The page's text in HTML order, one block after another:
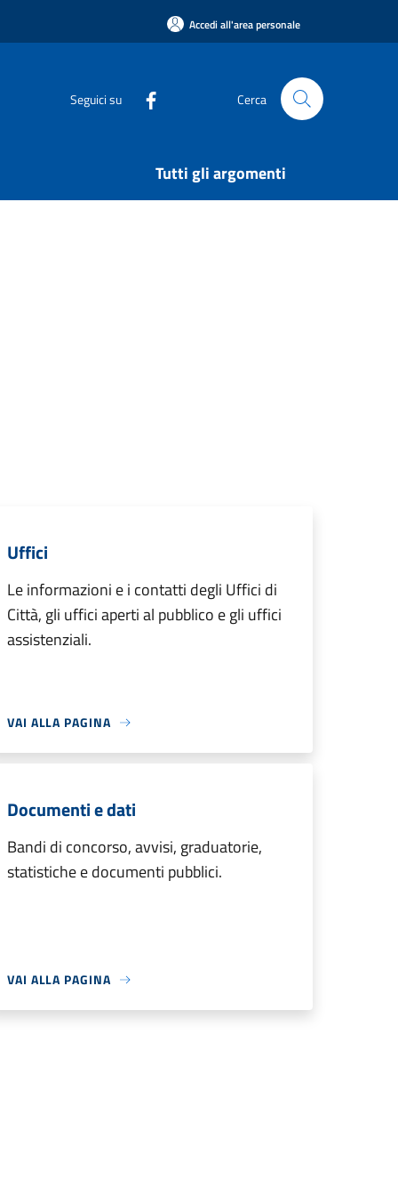
Accedi all'area personale
Seguici su Cerca
Tutti gli argomenti
Uffici
Le informazioni e i contatti degli Uffici di
Città, gli uffici aperti al pubblico e gli uffici
assistenziali.
VAI ALLA PAGINA
Documenti e dati
Bandi di concorso, avvisi, graduatorie,
statistiche e documenti pubblici.
VAI ALLA PAGINA